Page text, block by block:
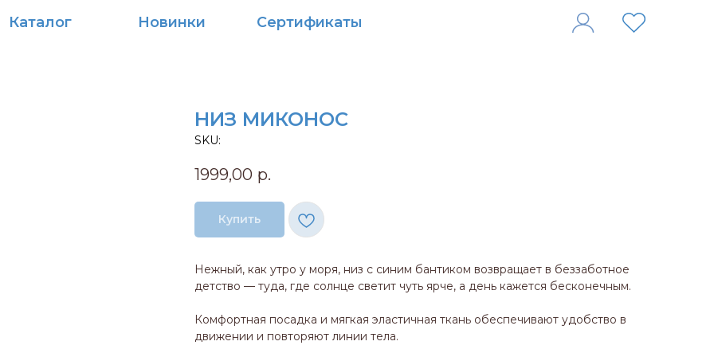
Сертификаты
Новинки
НИЗ МИКОНОС
SKU:
1999,00 р.
Купить
Нежный, как утро у моря, низ с синим бантиком возвращает в беззаботное
детство — туда, где солнце светит чуть ярче, а день кажется бесконечным.
Комфортная посадка и мягкая эластичная ткань обеспечивают удобство в
движении и повторяют линии тела.